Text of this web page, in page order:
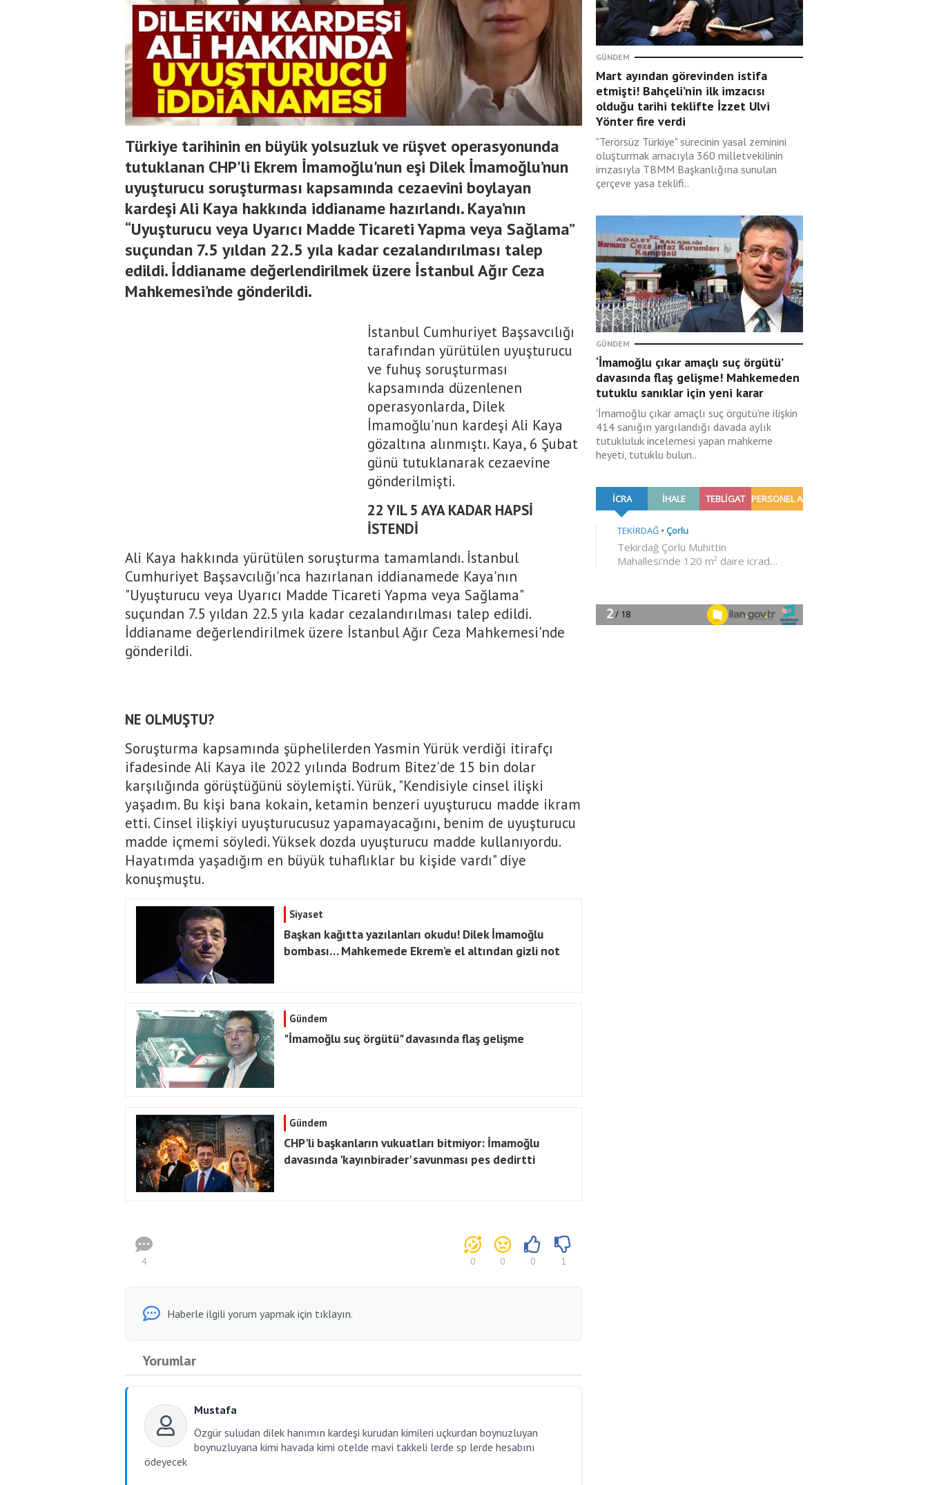
Türkiye tarihinin en büyük yolsuzluk ve rüşvet operasyonunda
tutuklanan CHP'li Ekrem İmamoğlu'nun eşi Dilek İmamoğlu’nun
uyuşturucu soruşturması kapsamında cezaevini boylayan
kardeşi Ali Kaya hakkında iddianame hazırlandı. Kaya’nın
“Uyuşturucu veya Uyarıcı Madde Ticareti Yapma veya Sağlama”
suçundan 7.5 yıldan 22.5 yıla kadar cezalandırılması talep
edildi. İddianame değerlendirilmek üzere İstanbul Ağır Ceza
Mahkemesi’nde gönderildi.
İstanbul Cumhuriyet Başsavcılığı
tarafından yürütülen uyuşturucu
ve fuhuş soruşturması
kapsamında düzenlenen
operasyonlarda, Dilek
İmamoğlu'nun kardeşi Ali Kaya
gözaltına alınmıştı. Kaya, 6 Şubat
günü tutuklanarak cezaevine
gönderilmişti.
22 YIL 5 AYA KADAR HAPSİ
İSTENDİ
Ali Kaya hakkında yürütülen soruşturma tamamlandı. İstanbul
Cumhuriyet Başsavcılığı'nca hazırlanan iddianamede Kaya'nın
"Uyuşturucu veya Uyarıcı Madde Ticareti Yapma veya Sağlama"
suçundan 7.5 yıldan 22.5 yıla kadar cezalandırılması talep edildi.
İddianame değerlendirilmek üzere İstanbul Ağır Ceza Mahkemesi'nde
gönderildi.
NE OLMUŞTU?
Soruşturma kapsamında şüphelilerden Yasmin Yürük verdiği itirafçı
ifadesinde Ali Kaya ile 2022 yılında Bodrum Bitez'de 15 bin dolar
karşılığında görüştüğünü söylemişti. Yürük, "Kendisiyle cinsel ilişki
yaşadım. Bu kişi bana kokain, ketamin benzeri uyuşturucu madde ikram
etti. Cinsel ilişkiyi uyuşturucusuz yapamayacağını, benim de uyuşturucu
madde içmemi söyledi. Yüksek dozda uyuşturucu madde kullanıyordu.
Hayatımda yaşadığım en büyük tuhaflıklar bu kişide vardı" diye
konuşmuştu.
Siyaset
Başkan kağıtta yazılanları okudu! Dilek İmamoğlu
bombası… Mahkemede Ekrem’e el altından gizli not
Gündem
"İmamoğlu suç örgütü" davasında flaş gelişme
Gündem
CHP'li başkanların vukuatları bitmiyor: İmamoğlu
davasında 'kayınbirader' savunması pes dedirtti
4 0 0 0 1
Haberle ilgili yorum yapmak için tıklayın.
Yorumlar
Mustafa
Özgür suludan dilek hanımın kardeşi kurudan kimileri uçkurdan boynuzluyan
boynuzluyana kimi havada kimi otelde mavi takkeli lerde sp lerde hesabını
ödeyecek
GÜNDEM
Mart ayından görevinden istifa
etmişti! Bahçeli’nin ilk imzacısı
olduğu tarihi teklifte İzzet Ulvi
Yönter fire verdi
"Terörsüz Türkiye" sürecinin yasal zeminini
oluşturmak amacıyla 360 milletvekilinin
imzasıyla TBMM Başkanlığına sunulan
çerçeve yasa teklifi..
GÜNDEM
‘İmamoğlu çıkar amaçlı suç örgütü’
davasında flaş gelişme! Mahkemeden
tutuklu sanıklar için yeni karar
'İmamoğlu çıkar amaçlı suç örgütü'ne ilişkin
414 sanığın yargılandığı davada aylık
tutukluluk incelemesi yapan mahkeme
heyeti, tutuklu bulun..